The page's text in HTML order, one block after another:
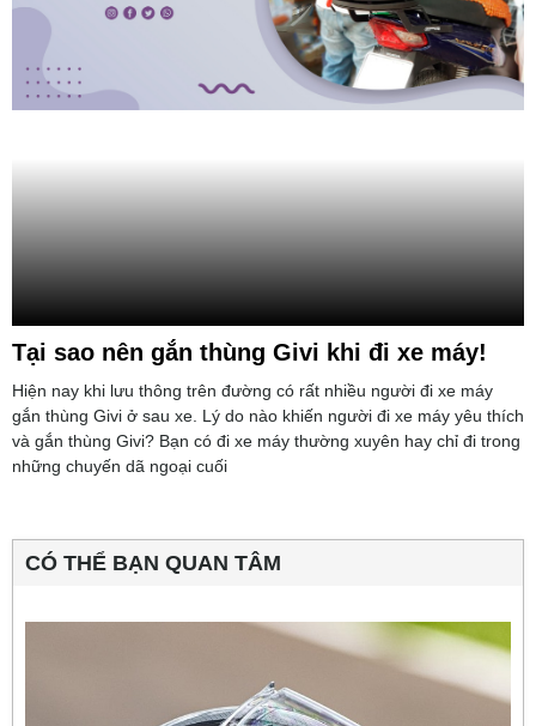
Tại sao nên gắn thùng Givi khi đi xe máy!
Hiện nay khi lưu thông trên đường có rất nhiều người đi xe máy
gắn thùng Givi ở sau xe. Lý do nào khiến người đi xe máy yêu thích
và gắn thùng Givi? Bạn có đi xe máy thường xuyên hay chỉ đi trong
những chuyến dã ngoại cuối
CÓ THỂ BẠN QUAN TÂM